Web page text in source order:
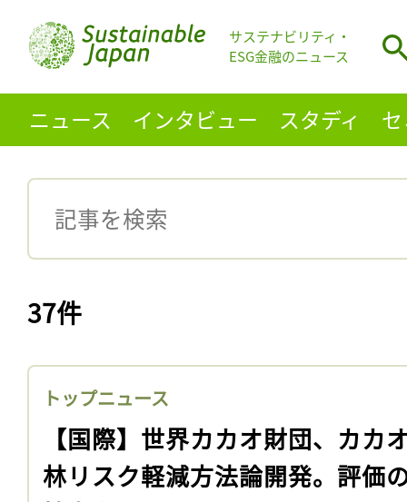
サステナビリティ・
ESG金融のニュース
ニュース インタビュー スタディ
37件
トップニュース
【国際】世界カカオ財団、カカ
林リスク軽減方法論開発。評価